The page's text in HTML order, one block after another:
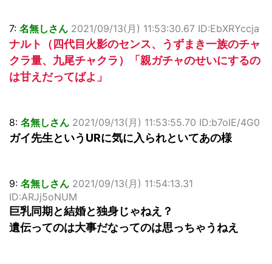
7: 名無しさん 2021/09/13(月) 11:53:30.67 ID:EbXRYccja
ナルト（四代目火影のセンス、うずまき一族のチャ
クラ量、九尾チャクラ）「親ガチャのせいにするの
は甘えだってばよ」
8: 名無しさん 2021/09/13(月) 11:53:55.70 ID:b7oIE/4G0
ガイ先生というURに気に入られといてあの様
9: 名無しさん 2021/09/13(月) 11:54:13.31
ID:ARJj5oNUM
巨乳同期と結婚と独身じゃねえ？
遺伝ってのは大事だなってのは思っちゃうねえ